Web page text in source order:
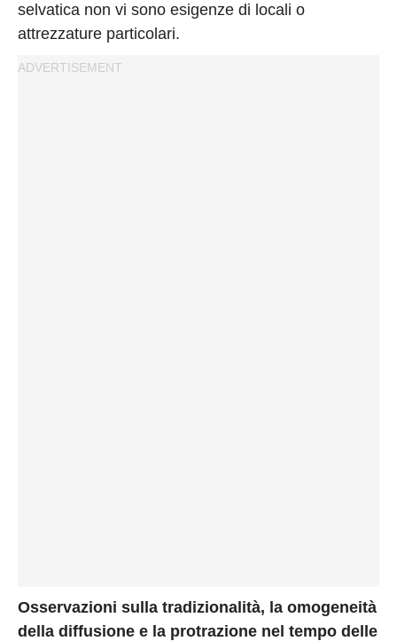
selvatica non vi sono esigenze di locali o
attrezzature particolari.
Osservazioni sulla tradizionalità, la omogeneità
della diffusione e la protrazione nel tempo delle